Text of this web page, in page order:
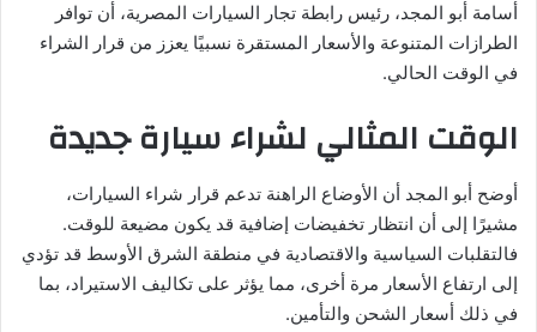
أسامة أبو المجد، رئيس رابطة تجار السيارات المصرية، أن توافر
الطرازات المتنوعة والأسعار المستقرة نسبيًا يعزز من قرار الشراء
في الوقت الحالي.
الوقت المثالي لشراء سيارة جديدة
أوضح أبو المجد أن الأوضاع الراهنة تدعم قرار شراء السيارات،
مشيرًا إلى أن انتظار تخفيضات إضافية قد يكون مضيعة للوقت.
فالتقلبات السياسية والاقتصادية في منطقة الشرق الأوسط قد تؤدي
إلى ارتفاع الأسعار مرة أخرى، مما يؤثر على تكاليف الاستيراد، بما
في ذلك أسعار الشحن والتأمين.